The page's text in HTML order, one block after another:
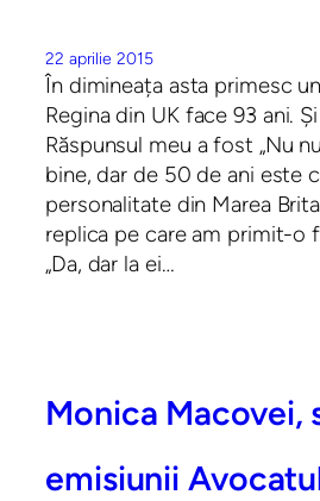
22 aprilie 2015
În dimineața asta primesc
Regina din UK face 93 ani.
Răspunsul meu a fost „Nu
bine, dar de 50 de ani este
personalitate din Marea
replica pe care am primit-o
„Da, dar la ei…
Monica Macovei,
emisiunii